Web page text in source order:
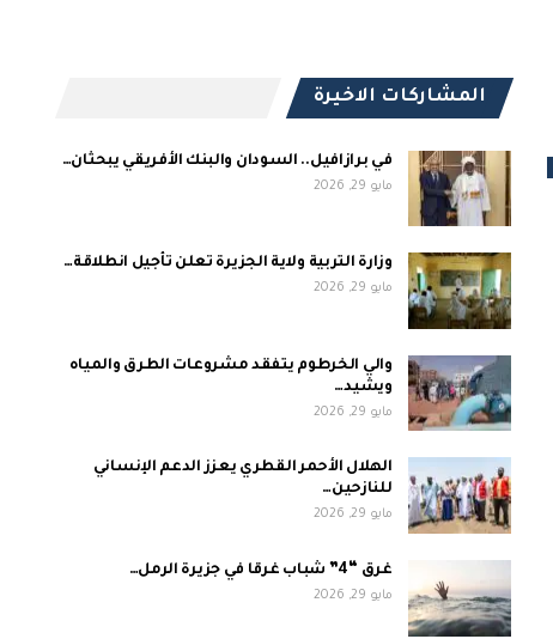
المشاركات الاخيرة
في برازافيل.. السودان والبنك الأفريقي يبحثان…
مايو 29, 2026
وزارة التربية ولاية الجزيرة تعلن تأجيل انطلاقة…
مايو 29, 2026
والي الخرطوم يتفقد مشروعات الطرق والمياه
ويشيد…
مايو 29, 2026
الهلال الأحمر القطري يعزز الدعم الإنساني
للنازحين…
مايو 29, 2026
غرق “4” شباب غرقا في جزيرة الرمل…
مايو 29, 2026